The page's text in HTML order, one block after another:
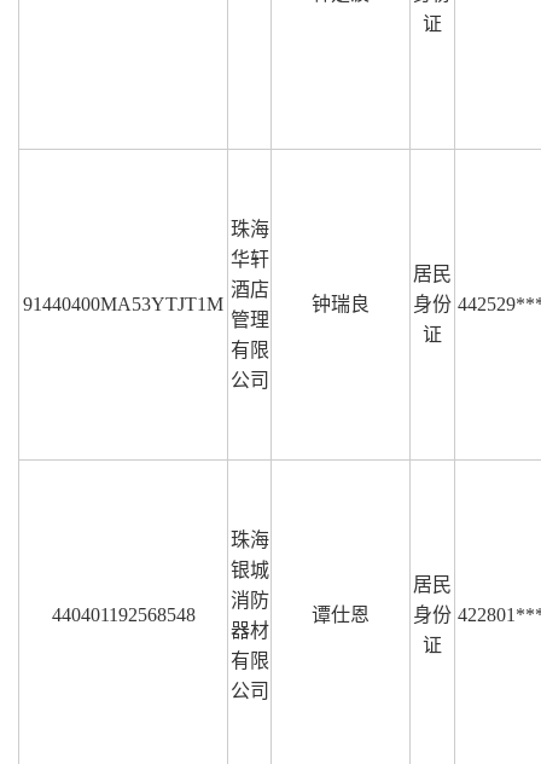
证
91440400MA53YTJT1M
珠海
华轩
酒店
管理
有限
公司
钟瑞良
居民
身份
证
440401192568548
珠海
银城
消防
器材
有限
公司
谭仕恩
居民
身份
证